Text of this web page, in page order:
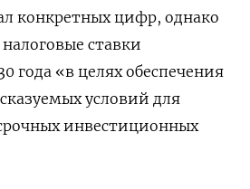
конкретных цифр, однако
ставки
года «в целях обеспечения
условий для
инвестиционных